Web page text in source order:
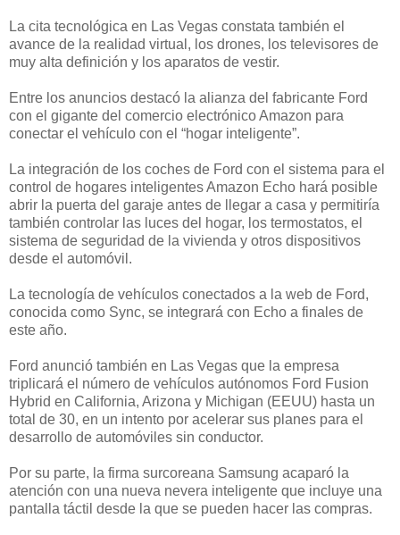
La cita tecnológica en Las Vegas constata también el
avance de la realidad virtual, los drones, los televisores de
muy alta definición y los aparatos de vestir.
Entre los anuncios destacó la alianza del fabricante Ford
con el gigante del comercio electrónico Amazon para
conectar el vehículo con el “hogar inteligente”.
La integración de los coches de Ford con el sistema para el
control de hogares inteligentes Amazon Echo hará posible
abrir la puerta del garaje antes de llegar a casa y permitiría
también controlar las luces del hogar, los termostatos, el
sistema de seguridad de la vivienda y otros dispositivos
desde el automóvil.
La tecnología de vehículos conectados a la web de Ford,
conocida como Sync, se integrará con Echo a finales de
este año.
Ford anunció también en Las Vegas que la empresa
triplicará el número de vehículos autónomos Ford Fusion
Hybrid en California, Arizona y Michigan (EEUU) hasta un
total de 30, en un intento por acelerar sus planes para el
desarrollo de automóviles sin conductor.
Por su parte, la firma surcoreana Samsung acaparó la
atención con una nueva nevera inteligente que incluye una
pantalla táctil desde la que se pueden hacer las compras.